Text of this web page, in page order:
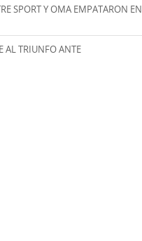
SPORT Y OMA EMPATARON EN
TRIUNFO ANTE